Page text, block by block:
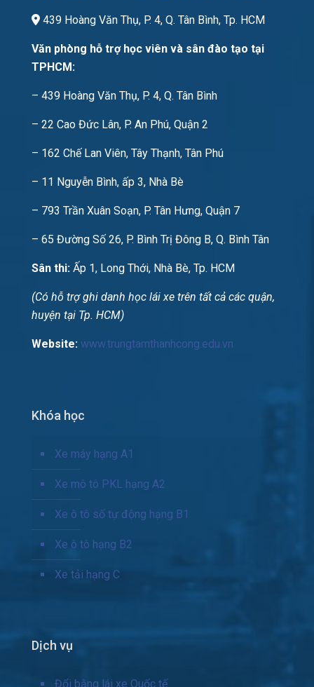
439 Hoàng Văn Thụ, P. 4, Q. Tân Bình, Tp. HCM
Văn phòng hỗ trợ học viên và sân đào tạo tại
TPHCM:
– 439 Hoàng Văn Thụ, P. 4, Q. Tân Bình
– 22 Cao Đức Lân, P. An Phú, Quận 2
– 162 Chế Lan Viên, Tây Thạnh, Tân Phú
– 11 Nguyễn Bình, ấp 3, Nhà Bè
– 793 Trần Xuân Soạn, P. Tân Hưng, Quận 7
– 65 Đường Số 26, P. Bình Trị Đông B, Q. Bình Tân
Sân thi: Ấp 1, Long Thới, Nhà Bè, Tp. HCM
(Có hỗ trợ ghi danh học lái xe trên tất cả các quận,
huyện tại Tp. HCM)
Website: www.trungtamthanhcong.edu.vn
Khóa học
Xe máy hạng A1
Xe mô tô PKL hạng A2
Xe ô tô số tự động hạng B1
Xe ô tô hạng B2
Xe tải hạng C
Dịch vụ
Đổi bằng lái xe Quốc tế